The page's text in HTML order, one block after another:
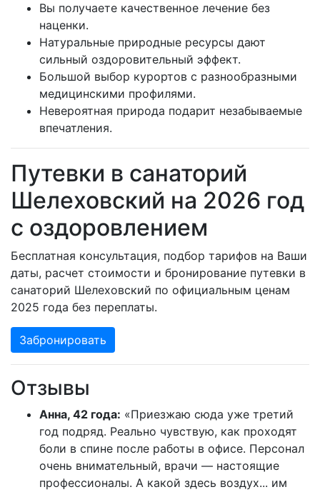
Вы получаете качественное лечение без
наценки.
Натуральные природные ресурсы дают
сильный оздоровительный эффект.
Большой выбор курортов с разнообразными
медицинскими профилями.
Невероятная природа подарит незабываемые
впечатления.
Путевки в санаторий
Шелеховский на 2026 год
с оздоровлением
Бесплатная консультация, подбор тарифов на Ваши
даты, расчет стоимости и бронирование путевки в
санаторий Шелеховский по официальным ценам
2025 года без переплаты.
Забронировать
Отзывы
Анна, 42 года: «Приезжаю сюда уже третий
год подряд. Реально чувствую, как проходят
боли в спине после работы в офисе. Персонал
очень внимательный, врачи — настоящие
профессионалы. А какой здесь воздух... им